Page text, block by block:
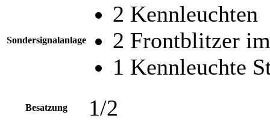
Sondersignalanlage
2 Kennleuchten
2 Frontblitzer
1 Kennleuchte
Besatzung 1/2